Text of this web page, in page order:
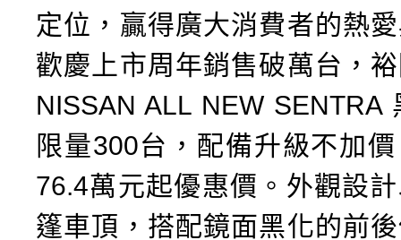
定位，贏得廣大消費者的熱
歡慶上市周年銷售破萬台，
NISSAN ALL NEW SENTRA
限量300台，配備升級不加
76.4萬元起優惠價。外觀設
篷車頂，搭配鏡面黑化的前